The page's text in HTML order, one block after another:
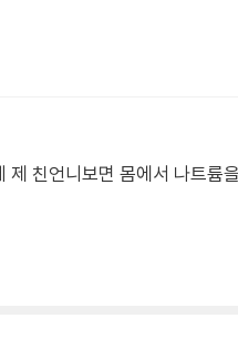
친언니보면 몸에서 나트륨